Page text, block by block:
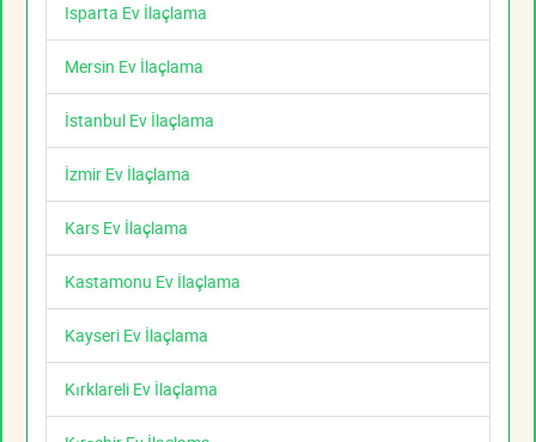
Isparta Ev İlaçlama
Mersin Ev İlaçlama
İstanbul Ev İlaçlama
İzmir Ev İlaçlama
Kars Ev İlaçlama
Kastamonu Ev İlaçlama
Kayseri Ev İlaçlama
Kırklareli Ev İlaçlama